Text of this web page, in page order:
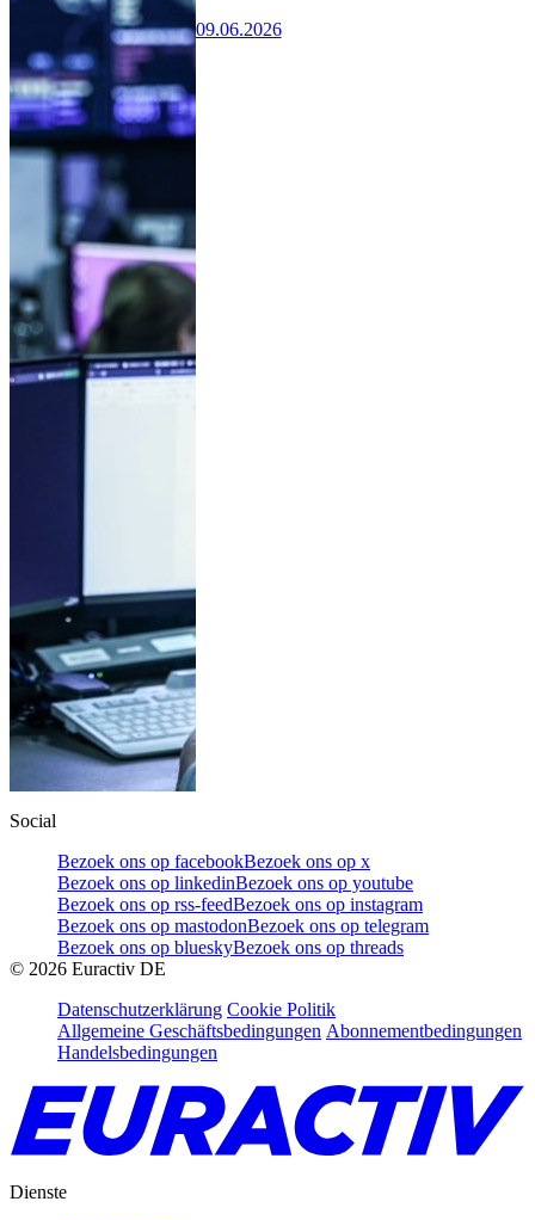
09.06.2026
Social
Bezoek ons op facebookBezoek ons op x
Bezoek ons op linkedinBezoek ons op youtube
Bezoek ons op rss-feedBezoek ons op instagram
Bezoek ons op mastodonBezoek ons op telegram
Bezoek ons op blueskyBezoek ons op threads
© 2026 Euractiv DE
Datenschutzerklärung Cookie Politik
Allgemeine Geschäftsbedingungen Abonnementbedingungen
Handelsbedingungen
Dienste